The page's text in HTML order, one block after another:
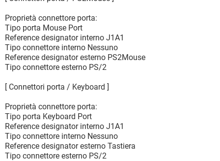
Proprietà connettore porta:
Tipo porta Mouse Port
Reference designator interno J1A1
Tipo connettore interno Nessuno
Reference designator esterno PS2Mouse
Tipo connettore esterno PS/2
[ Connettori porta / Keyboard ]
Proprietà connettore porta:
Tipo porta Keyboard Port
Reference designator interno J1A1
Tipo connettore interno Nessuno
Reference designator esterno Tastiera
Tipo connettore esterno PS/2